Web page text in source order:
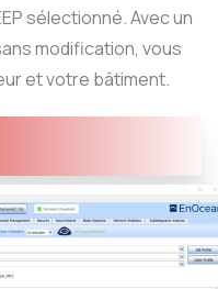
sélectionné. Avec un
modification, vous
et votre bâtiment.